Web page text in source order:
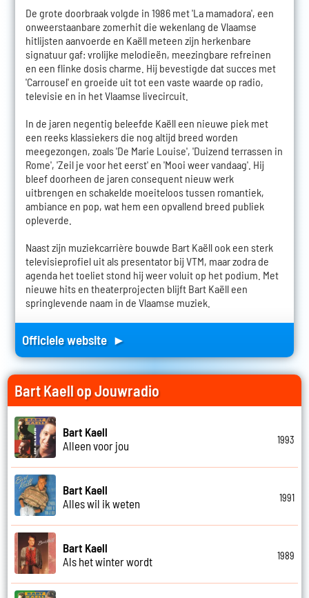
De grote doorbraak volgde in 1986 met 'La mamadora', een
onweerstaanbare zomerhit die wekenlang de Vlaamse
hitlijsten aanvoerde en Kaëll meteen zijn herkenbare
signatuur gaf: vrolijke melodieën, meezingbare refreinen
en een flinke dosis charme. Hij bevestigde dat succes met
'Carrousel' en groeide uit tot een vaste waarde op radio,
televisie en in het Vlaamse livecircuit.
In de jaren negentig beleefde Kaëll een nieuwe piek met
een reeks klassiekers die nog altijd breed worden
meegezongen, zoals 'De Marie Louise', 'Duizend terrassen in
Rome', 'Zeil je voor het eerst' en 'Mooi weer vandaag'. Hij
bleef doorheen de jaren consequent nieuw werk
uitbrengen en schakelde moeiteloos tussen romantiek,
ambiance en pop, wat hem een opvallend breed publiek
opleverde.
Naast zijn muziekcarrière bouwde Bart Kaëll ook een sterk
televisieprofiel uit als presentator bij VTM, maar zodra de
agenda het toeliet stond hij weer voluit op het podium. Met
nieuwe hits en theaterprojecten blijft Bart Kaëll een
springlevende naam in de Vlaamse muziek.
Officiele website ►
Bart Kaell op Jouwradio
Bart Kaell
Alleen voor jou
1993
Bart Kaell
Alles wil ik weten
1991
Bart Kaell
Als het winter wordt
1989